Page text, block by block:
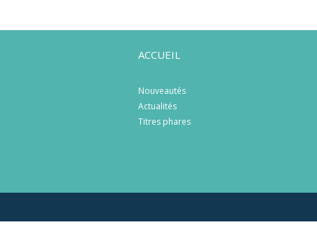
ACCUEIL
Nouveautés
Actualités
Titres phares